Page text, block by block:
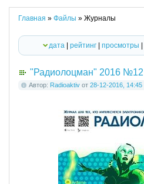
Главная » Файлы » Журналы
дата | рейтинг| просмотры |
"Радиолоцман" 2016 №12
Автор: Radioaktiv от 28-12-2016, 14:45